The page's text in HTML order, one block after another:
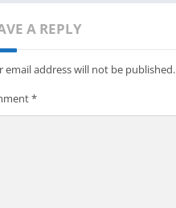
A REPLY
email address will not be published.
*